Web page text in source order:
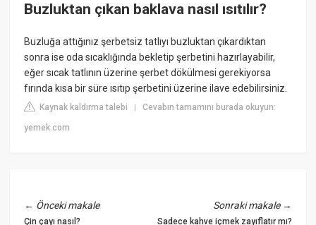
Buzluktan çıkan baklava nasıl ısıtılır?
Buzluğa attığınız şerbetsiz tatlıyı buzluktan çıkardıktan
sonra ise oda sıcaklığında bekletip şerbetini hazırlayabilir,
eğer sıcak tatlının üzerine şerbet dökülmesi gerekiyorsa
fırında kısa bir süre ısıtıp şerbetini üzerine ilave edebilirsiniz.
Kaynak kaldırma talebi |Cevabın tamamını burada okuyun:
yemek.com
← Önceki makale
Çin çayı nasıl?
Sonraki makale→
Sadece kahve içmek zayıflatır mı?